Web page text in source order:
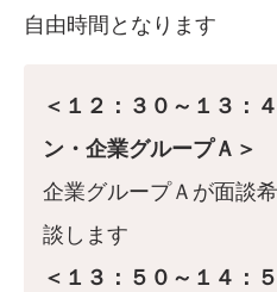
自由時間となります
＜１２：３０～１３：
ン・企業グループＡ＞
企業グループＡが面談
談します
＜１３：５０～１４：